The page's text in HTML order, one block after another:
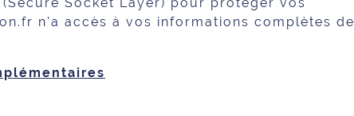
n'a accès à vos informations complètes de